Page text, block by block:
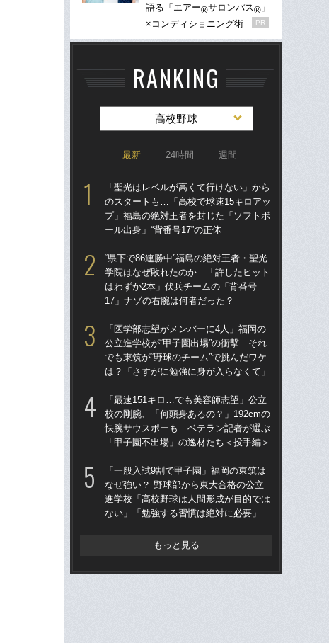
語る「エアー®サロンパス® 」
×コンディショニング術
PR
RANKING
高校野球
最新 24時間 週間
「聖光はレベルが高くて行けない」から
のスタートも…「高校で球速15キロアッ
プ」福島の絶対王者を封じた「ソフトボ
ール出身」“背番号17”の正体
“県下で86連勝中”福島の絶対王者・聖光
学院はなぜ敗れたのか…「許したヒット
はわずか2本」伏兵チームの「背番号
17」ナゾの右腕は何者だった？
「医学部志望がメンバーに4人」福岡の
公立進学校が“甲子園出場”の衝撃…それ
でも東筑が“野球のチーム”で挑んだワケ
は？「さすがに勉強に身が入らなくて」
「最速151キロ…でも美容師志望」公立
校の剛腕、「何頭身あるの？」192cmの
快腕サウスポーも…ベテラン記者が選ぶ
「甲子園不出場」の逸材たち＜投手編＞
「一般入試9割で甲子園」福岡の東筑は
なぜ強い？ 野球部から東大合格の公立
進学校「高校野球は人間形成が目的では
ない」「勉強する習慣は絶対に必要」
もっと見る